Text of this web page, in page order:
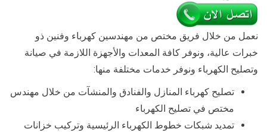
نعمل من خلال فريق مختص من مهندسين كهرباء وفنين ذو
خبرات عالية، ونوفر كافة المعدات والأجهزة اللازمة في صيانة
وتصليح الكهرباء ونوفر خدمات مختلفة منها:
تصليح كهرباء المنازل والفنادق والمنشآت من خلال مهندس
مختص في تصليح الكهرباء
تمديد شبكات خطوط الكهرباء الرئيسية وتركيب خزانات